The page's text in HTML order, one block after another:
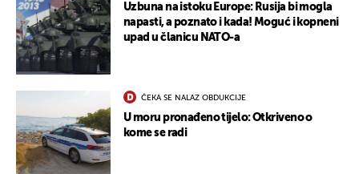
Uzbuna na istoku Europe: Rusija bi mogla
napasti, a poznato i kada! Moguć i kopneni
upad u članicu NATO-a
ČEKA SE NALAZ OBDUKCIJE
U moru pronađeno tijelo: Otkriveno o
kome se radi